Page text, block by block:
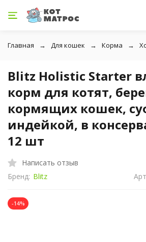
Главная Для кошек Корма
Blitz Holistic Starter
корм для котят,
кормящих кошек,
индейкой, в
12 шт
Написать отзыв
Бренд: Blitz
-14%